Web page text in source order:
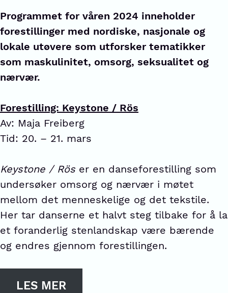
Programmet for våren 2024 inneholder
forestillinger med nordiske, nasjonale og
lokale utøvere som utforsker tematikker
som maskulinitet, omsorg, seksualitet og
nærvær.
Forestilling: Keystone / Rös
Av: Maja Freiberg
Tid: 20. – 21. mars
Keystone / Röser en danseforestilling som
undersøker omsorg og nærvær i møtet
mellom det menneskelige og det tekstile.
Her tar danserne et halvt steg tilbake for å la
et foranderlig stenlandskap være bærende
og endres gjennom forestillingen.
LES MER